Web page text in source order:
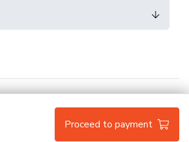
Proceed to payment